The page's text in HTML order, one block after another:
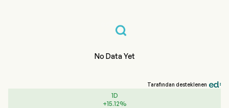
No Data Yet
Tarafından desteklenen
1D
+15.12%